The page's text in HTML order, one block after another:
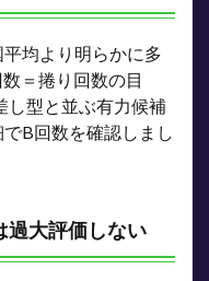
均より明らかに多
＝捲り回数の目
し型と並ぶ有力候補
B回数を確認しまし
大評価しない